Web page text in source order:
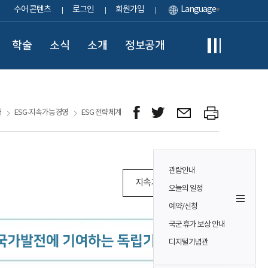
수어 콘텐츠 로그인 회원가입 Language
학술 소식 소개 정보공개
관람안내
오늘의 일정
예약/신청
국군 휴가 보상 안내
디지털기념관
ESG·지속가능경영 ESG 전략체계
지속가능경영 보고서